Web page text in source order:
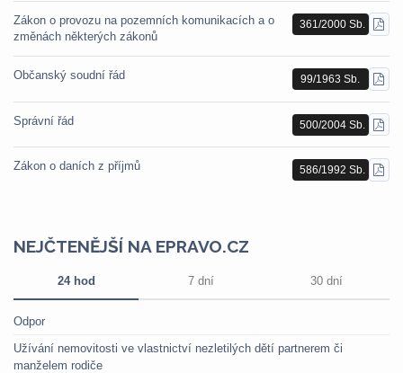
Zákon o provozu na pozemních komunikacích a o
změnách některých zákonů
361/2000 Sb.
PDF
Občanský soudní řád 99/1963 Sb.
PDF
Správní řád 500/2004 Sb.
PDF
Zákon o daních z příjmů 586/1992 Sb.
PDF
NEJČTENĚJŠÍ NA EPRAVO.CZ
24 hod 7 dní 30 dní
Odpor
Užívání nemovitosti ve vlastnictví nezletilých dětí partnerem či
manželem rodiče